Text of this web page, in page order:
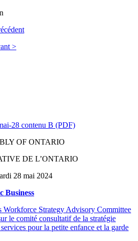
>
28 contenu B (PDF)
OF ONTARIO
DE L’ONTARIO
28 mai 2024
Business
Workforce Strategy Advisory Committee
le comité consultatif de la stratégie
pour la petite enfance et la garde